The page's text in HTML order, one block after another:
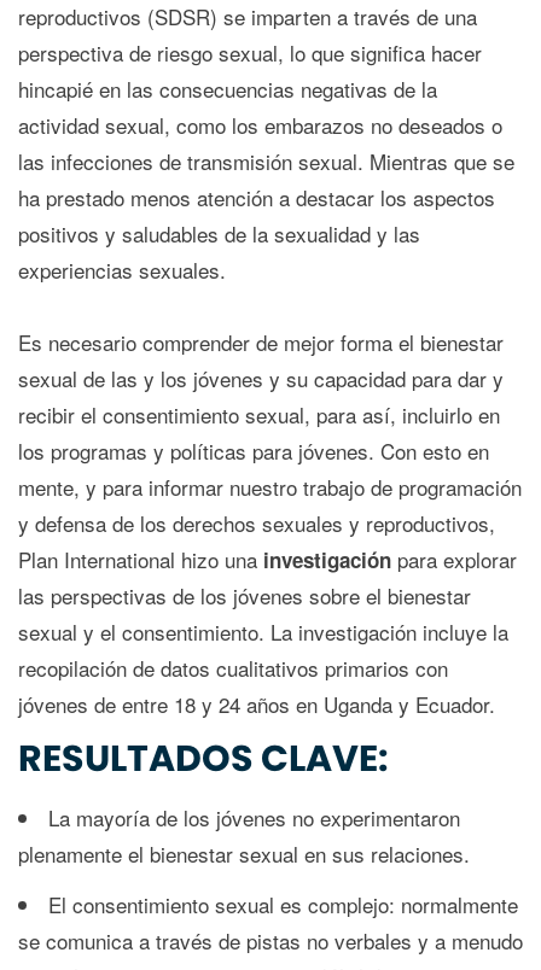
reproductivos (SDSR) se imparten a través de una
perspectiva de riesgo sexual, lo que significa hacer
hincapié en las consecuencias negativas de la
actividad sexual, como los embarazos no deseados o
las infecciones de transmisión sexual. Mientras que se
ha prestado menos atención a destacar los aspectos
positivos y saludables de la sexualidad y las
experiencias sexuales.
Es necesario comprender de mejor forma el bienestar
sexual de las y los jóvenes y su capacidad para dar y
recibir el consentimiento sexual, para así, incluirlo en
los programas y políticas para jóvenes. Con esto en
mente, y para informar nuestro trabajo de programación
y defensa de los derechos sexuales y reproductivos,
Plan International hizo una investigación para explorar
las perspectivas de los jóvenes sobre el bienestar
sexual y el consentimiento. La investigación incluye la
recopilación de datos cualitativos primarios con
jóvenes de entre 18 y 24 años en Uganda y Ecuador.
RESULTADOS CLAVE:
La mayoría de los jóvenes no experimentaron
plenamente el bienestar sexual en sus relaciones.
El consentimiento sexual es complejo: normalmente
se comunica a través de pistas no verbales y a menudo